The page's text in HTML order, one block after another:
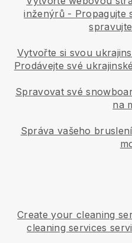
inženýrů- Propagujte
Vytvořte si svou
Prodávejte své
Spravovat své
na
Správa vašeho
Create your cleaning
cleaning services